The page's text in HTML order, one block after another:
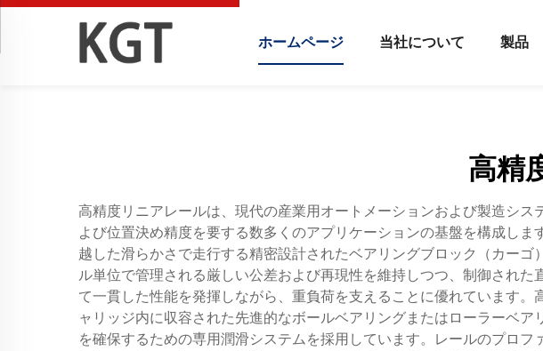
ホームページ 当社について 製品
高精
高精度リニアレールは、現代の産業用オートメーションおよび製造シ
よび位置決め精度を要する数多くのアプリケーションの基盤を構成し
越した滑らかさで走行する精密設計されたベアリングブロック（カー
ル単位で管理される厳しい公差および再現性を維持しつつ、制御され
て一貫した性能を発揮しながら、重負荷を支えることに優れています
ャリッジ内に収容された先進的なボールベアリングまたはローラーベ
を確保するための専用潤滑システムを採用しています。レールのプロ